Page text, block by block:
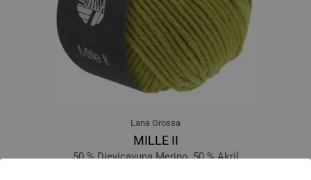
Lana Grossa
MILLE II
50 % Djevicavuna Merino, 50 % Akril